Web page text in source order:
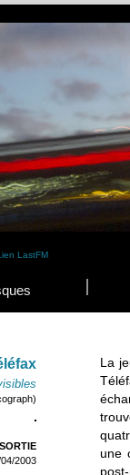
2003
La
une